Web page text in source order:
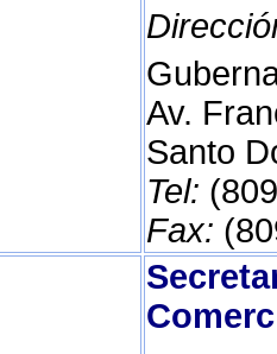
Av.
Santo
Tel:
Fax: